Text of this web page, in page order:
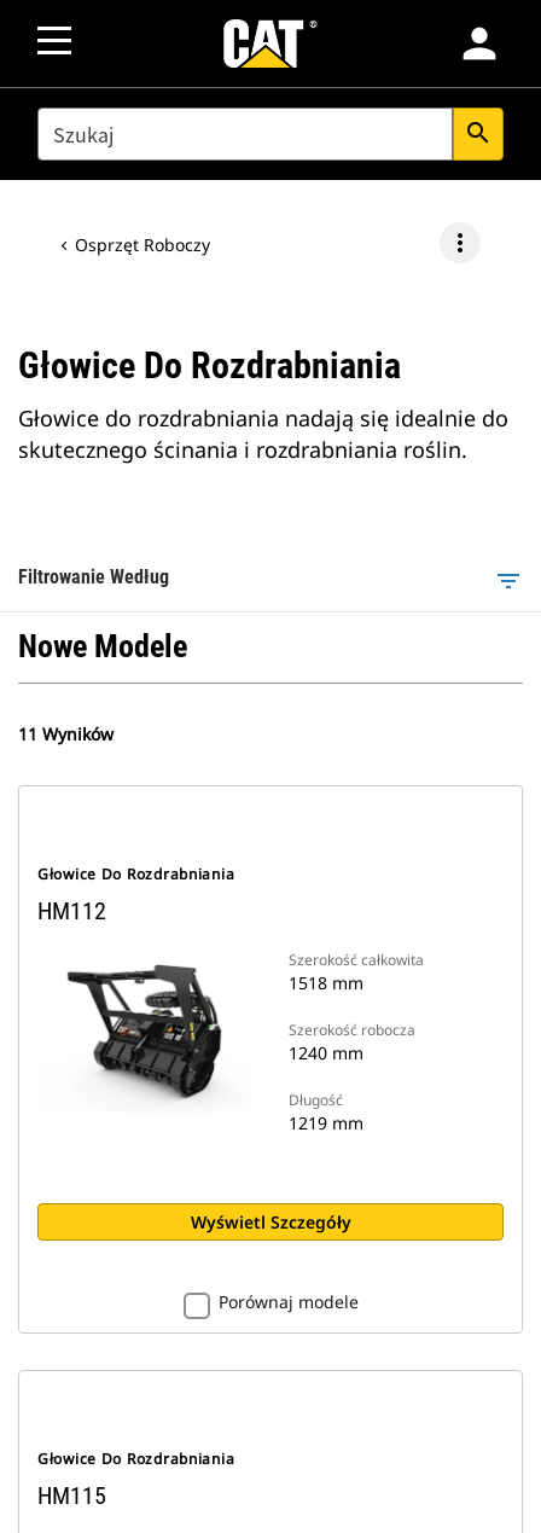
person
SEARCH search
Osprzęt Roboczy more_vert
Głowice Do Rozdrabniania
Głowice do rozdrabniania nadają się idealnie do
skutecznego ścinania i rozdrabniania roślin.
Filtrowanie Według filter_list
Nowe Modele
11 Wyników
Głowice Do Rozdrabniania
HM112
Szerokość całkowita
1518 mm
Szerokość robocza
1240 mm
Długość
1219 mm
Wyświetl Szczegóły
Porównaj modele
Głowice Do Rozdrabniania
HM115